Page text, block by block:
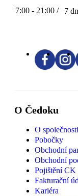
7:00 - 21:00 / 7
O Čedoku
O společnosti
Pobočky
Obchodní
Obchodní
Pojištění CK
Fakturační
Kariéra